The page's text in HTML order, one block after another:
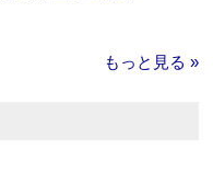
もっと見る »